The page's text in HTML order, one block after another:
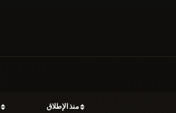
منذ الإطلاق